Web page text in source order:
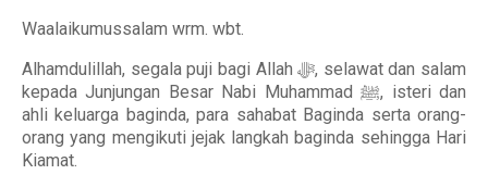
Waalaikumussalam wrm. wbt.
Alhamdulillah, segala puji bagi Allah ﷻ, selawat dan salam
kepada Junjungan Besar Nabi Muhammad ﷺ, isteri dan
ahli keluarga baginda, para sahabat Baginda serta orang-
orang yang mengikuti jejak langkah baginda sehingga Hari
Kiamat.